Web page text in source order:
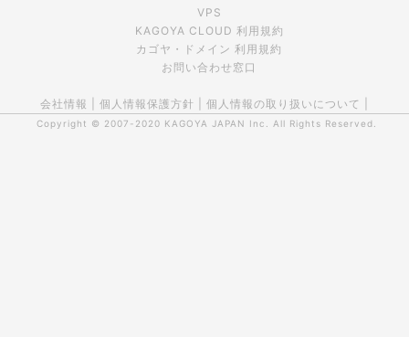
VPS
KAGOYA CLOUD 利用規約
カゴヤ・ドメイン 利用規約
お問い合わせ窓口
会社情報 個人情報保護方針 個人情報の取り扱いについて
Copyright © 2007-2020 KAGOYA JAPAN Inc. All Rights Reserved.